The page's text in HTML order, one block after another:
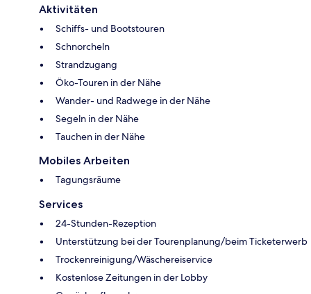
Aktivitäten
Schiffs- und Bootstouren
Schnorcheln
Strandzugang
Öko-Touren in der Nähe
Wander- und Radwege in der Nähe
Segeln in der Nähe
Tauchen in der Nähe
Mobiles Arbeiten
Tagungsräume
Services
24-Stunden-Rezeption
Unterstützung bei der Tourenplanung/beim Ticketerwerb
Trockenreinigung/Wäschereiservice
Kostenlose Zeitungen in der Lobby